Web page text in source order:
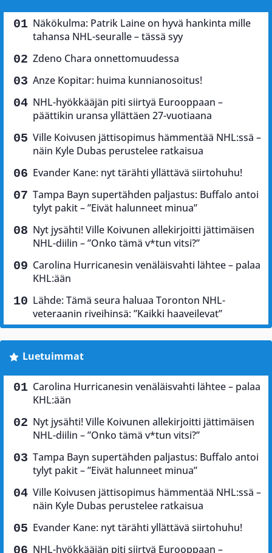
Näkökulma: Patrik Laine on hyvä hankinta mille
tahansa NHL-seuralle – tässä syy
Zdeno Chara onnettomuudessa
Anze Kopitar: huima kunnianosoitus!
NHL-hyökkääjän piti siirtyä Eurooppaan –
päättikin uransa yllättäen 27-vuotiaana
Ville Koivusen jättisopimus hämmentää NHL:ssä –
näin Kyle Dubas perustelee ratkaisua
Evander Kane: nyt tärähti yllättävä siirtohuhu!
Tampa Bayn supertähden paljastus: Buffalo antoi
tylyt pakit – ”Eivät halunneet minua”
Nyt jysähti! Ville Koivunen allekirjoitti jättimäisen
NHL-diilin – ”Onko tämä v*tun vitsi?”
Carolina Hurricanesin venäläisvahti lähtee – palaa
KHL:ään
Lähde: Tämä seura haluaa Toronton NHL-
veteraanin riveihinsä: ”Kaikki haaveilevat”
Luetuimmat
Carolina Hurricanesin venäläisvahti lähtee – palaa
KHL:ään
Nyt jysähti! Ville Koivunen allekirjoitti jättimäisen
NHL-diilin – ”Onko tämä v*tun vitsi?”
Tampa Bayn supertähden paljastus: Buffalo antoi
tylyt pakit – ”Eivät halunneet minua”
Ville Koivusen jättisopimus hämmentää NHL:ssä –
näin Kyle Dubas perustelee ratkaisua
Evander Kane: nyt tärähti yllättävä siirtohuhu!
NHL-hyökkääjän piti siirtyä Eurooppaan –